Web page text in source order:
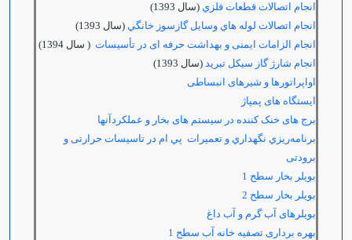
انجام اتصالات قطعات فلزي (سال 1393)
انجام اتصالات لوله هاي وسايل گازسوز خانگي (سال 1393)
انجام الزامات ایمنی و بهداشت حرفه ای در تأسیسات ( سال 1394)
انجام شارژ گاز سيكل تبريد (سال 1393)
اواپراتورها و شیرهای انبساطی
ایستگاه های پمپاژ
برج های خنک کننده در سیستم های بخار و عملکردآنها
برنامه‌ريزي نگهداري و تعميرات پي ام در تاسيسات حرارتی و
برودتی
بویلر بخار سطح 1
بویلر بخار سطح 2
بویلرهای آب گرم و آب داغ
بهره برداری تصفیه خانه آب سطح 1